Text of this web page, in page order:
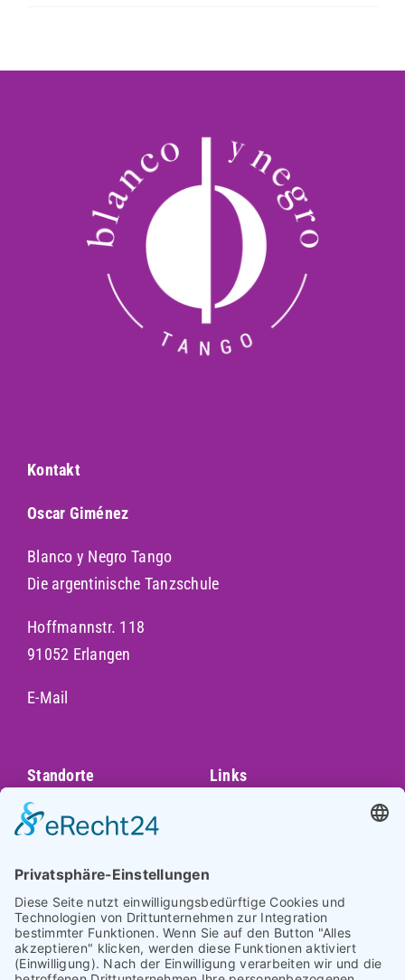
Kontakt
Oscar Giménez
Blanco y Negro Tango
Die argentinische Tanzschule
Hoffmannstr. 118
91052 Erlangen
E-Mail
Standorte
Augsburg
Darmstadt
Frankfurt
Heidelberg
Hofheim am
Links
Impressum
Datenschutz